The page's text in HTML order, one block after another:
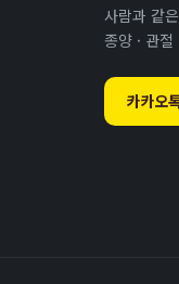
사람과 같
종양 · 관절
카카오